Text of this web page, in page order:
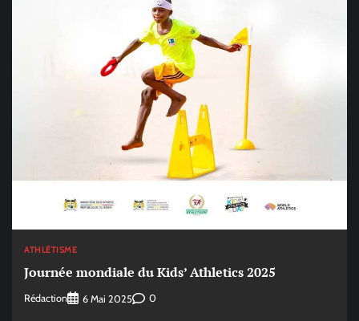
ATHLÉTISME
Journée mondiale du Kids’ Athletics 2025
Rédaction 6 Mai 2025 0